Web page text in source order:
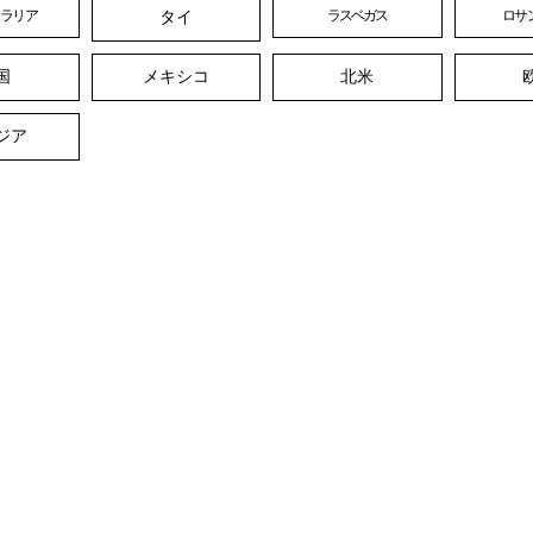
リア タイ ラスベガス ロサ
メキシコ 北米
ア